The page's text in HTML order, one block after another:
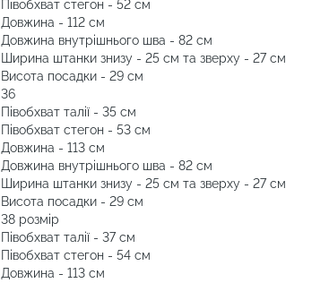
Півобхват стегон - 52 см
Довжина - 112 см
Довжина внутрішнього шва - 82 см
Ширина штанки знизу - 25 см та зверху - 27 см
Висота посадки - 29 см
36
Півобхват талії - 35 см
Півобхват стегон - 53 см
Довжина - 113 см
Довжина внутрішнього шва - 82 см
Ширина штанки знизу - 25 см та зверху - 27 см
Висота посадки - 29 см
38 розмір
Півобхват талії - 37 см
Півобхват стегон - 54 см
Довжина - 113 см